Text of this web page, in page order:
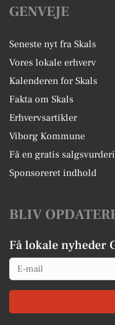
GENVEJE
Seneste nyt fra Skals
Vores lokale erhverv
Kalenderen for Skals
Fakta om Skals
Erhvervsartikler
Viborg Kommune
Få en gratis
Sponsoreret indhold
BLIV
Få lokale nyheder
Email